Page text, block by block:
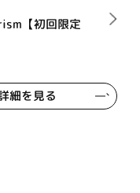
【初回限定
細を見る